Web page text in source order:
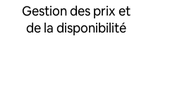
Gestion des prix et
de la disponibilité